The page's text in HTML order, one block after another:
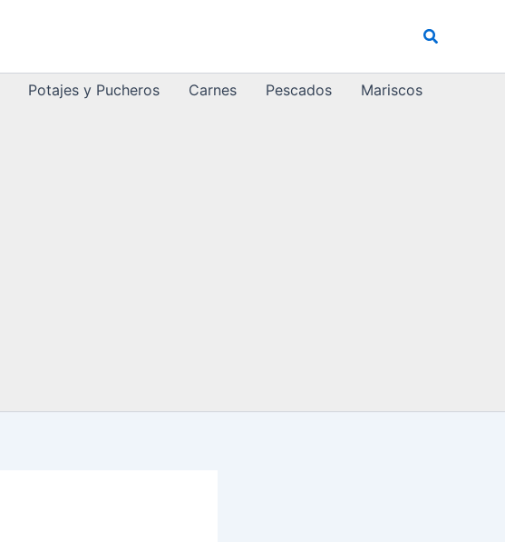
Buscar
Potajes y Pucheros Carnes Pescados
Mariscos